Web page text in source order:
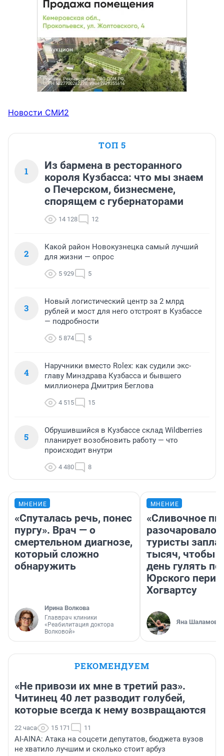
Новости СМИ2
ТОП 5
1
Из бармена в ресторанного
короля Кузбасса: что мы знаем
о Печерском, бизнесмене,
спорящем с губернаторами
14 128 12
2
Какой район Новокузнецка самый лучший
для жизни — опрос
5 929 5
3
Новый логистический центр за 2 млрд
рублей и мост для него отстроят в Кузбассе
— подробности
5 874 5
4
Наручники вместо Rolex: как судили экс-
главу Минздрава Кузбасса и бывшего
миллионера Дмитрия Беглова
4 515 15
5
Обрушившийся в Кузбассе склад Wildberries
планирует возобновить работу — что
происходит внутри
4 480 8
МНЕНИЕ
«Спуталась речь, понес
пургу». Врач — о
смертельном диагнозе,
который сложно
обнаружить
Ирина Волкова
Главврач клиники
«Реабилитация доктора
Волковой»
МНЕНИЕ
«Сливочное
разочаровало»:
туристы
тысяч, чтобы
день гулять по
Юрского
Хогвартсу
Яна Шаламова
РЕКОМЕНДУЕМ
«Не привози их мне в третий раз».
Читинец 40 лет разводит голубей,
которые всегда к нему возвращаются
22 часа 15 171 11
AI-AINA: Атака на соцсети депутатов, бюджета вузов
не хватило лучшим и сколько стоит арбуз